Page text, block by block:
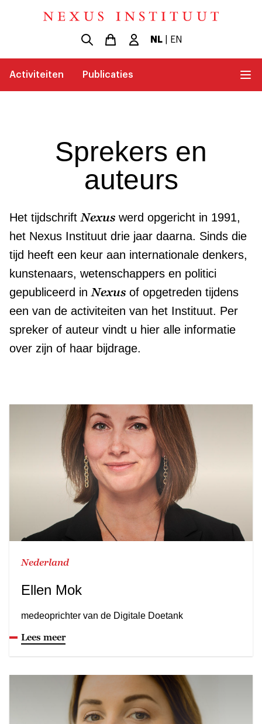
NL| EN
Activiteiten Publicaties
Sprekers en
auteurs
Het tijdschrift Nexus werd opgericht in 1991,
het Nexus Instituut drie jaar daarna. Sinds die
tijd heeft een keur aan internationale denkers,
kunstenaars, wetenschappers en politici
gepubliceerd in Nexus of opgetreden tijdens
een van de activiteiten van het Instituut. Per
spreker of auteur vindt u hier alle informatie
over zijn of haar bijdrage.
Nederland
Ellen Mok
medeoprichter van de Digitale Doetank
Lees meer